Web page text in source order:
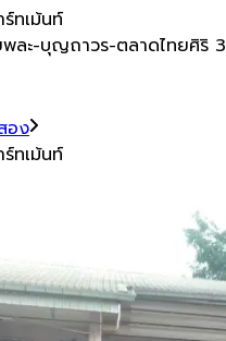
ทเม้นท์
ละ-บุญถาวร-ตลาดไทยศิริ 3
อง
ทเม้นท์